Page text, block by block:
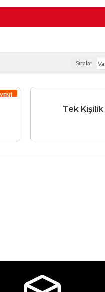
Sırala:
YENI
Tek Kişilik